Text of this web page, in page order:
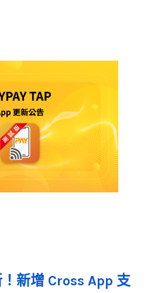
新增 Cross App 支